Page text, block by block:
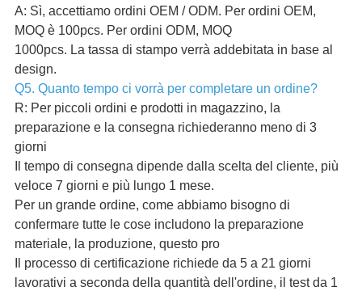
A: Sì, accettiamo ordini OEM / ODM. Per ordini OEM,
MOQ è 100pcs. Per ordini ODM, MOQ
1000pcs. La tassa di stampo verrà addebitata in base al
design.
Q5. Quanto tempo ci vorrà per completare un ordine?
R: Per piccoli ordini e prodotti in magazzino, la
preparazione e la consegna richiederanno meno di 3
giorni
Il tempo di consegna dipende dalla scelta del cliente, più
veloce 7 giorni e più lungo 1 mese.
Per un grande ordine, come abbiamo bisogno di
confermare tutte le cose includono la preparazione
materiale, la produzione, questo pro
Il processo di certificazione richiede da 5 a 21 giorni
lavorativi a seconda della quantità dell'ordine, il test da 1